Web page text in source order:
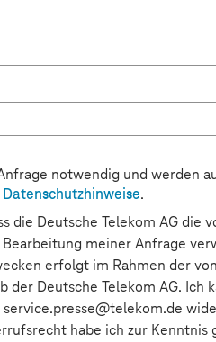
notwendig und werden
Datenschutzhinweise.
die Deutsche Telekom AG die
meiner Anfrage
erfolgt im Rahmen der
der Deutsche Telekom AG. Ich
habe ich zur Kenntnis